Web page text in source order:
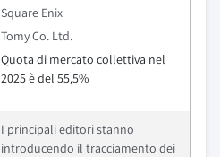
Square Enix
Tomy Co. Ltd.
Quota di mercato collettiva nel
2025 è del 55,5%
I principali editori stanno
introducendo il tracciamento dei